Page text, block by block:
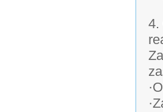
4.